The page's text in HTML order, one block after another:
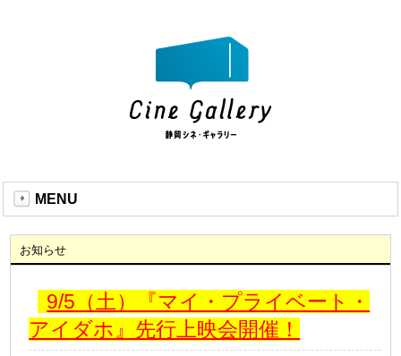
MENU
お知らせ
9/5（土）『マイ・プライベート・
アイダホ』先行上映会開催！